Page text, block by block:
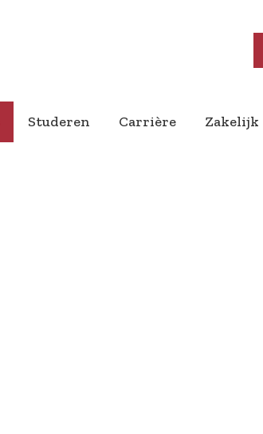
Studeren Carrière Zakelijk